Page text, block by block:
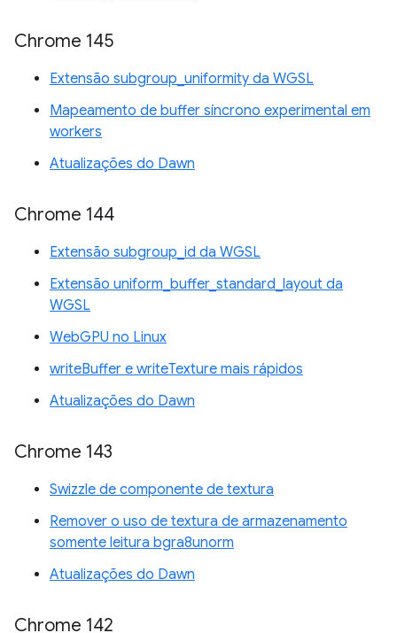
Chrome 145
Extensão subgroup_uniformity da WGSL
Mapeamento de buffer síncrono experimental em
workers
Atualizações do Dawn
Chrome 144
Extensão subgroup_id da WGSL
Extensão uniform_buffer_standard_layout da
WGSL
WebGPU no Linux
writeBuffer e writeTexture mais rápidos
Atualizações do Dawn
Chrome 143
Swizzle de componente de textura
Remover o uso de textura de armazenamento
somente leitura bgra8unorm
Atualizações do Dawn
Chrome 142